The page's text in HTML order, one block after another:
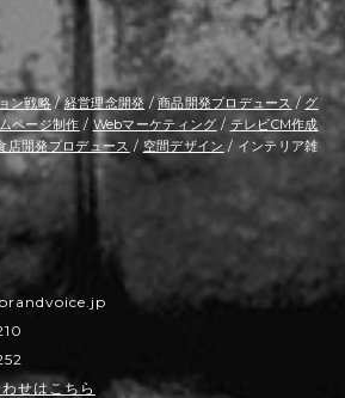
ン戦略/経営理念開発 /商品開発プロデュース /グ
ページ制作 / Webマーケティング / テレビCM作成
店開発プロデュース / 空間デザイン / インテリア雑
せはこちら